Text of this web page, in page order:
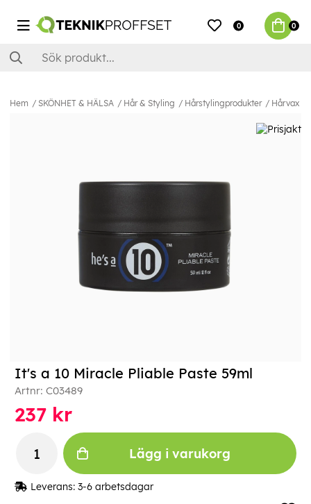
0 0
Hem SKÖNHET & HÄLSA Hår & Styling Hårstylingprodukter Hårvax
It's a 10 Miracle Pliable Paste 59ml
Artnr: C03489
237 kr
Lägg i varukorg
Leverans: 3-6 arbetsdagar